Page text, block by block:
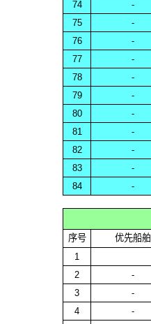
74
-
75
-
76
-
77
-
78
-
79
-
80
-
81
-
82
-
83
-
84
-
序号 优先船舶
1
2
-
3
-
4
-